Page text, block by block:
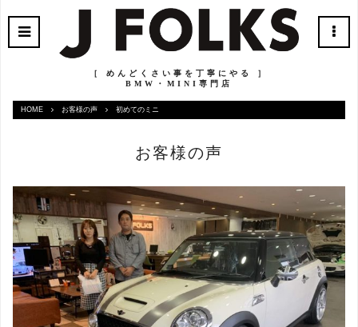
［ めんどくさい事を丁寧にやる ］
BMW・MINI専門店
HOME お客様の声 初めてのミニ
お客様の声